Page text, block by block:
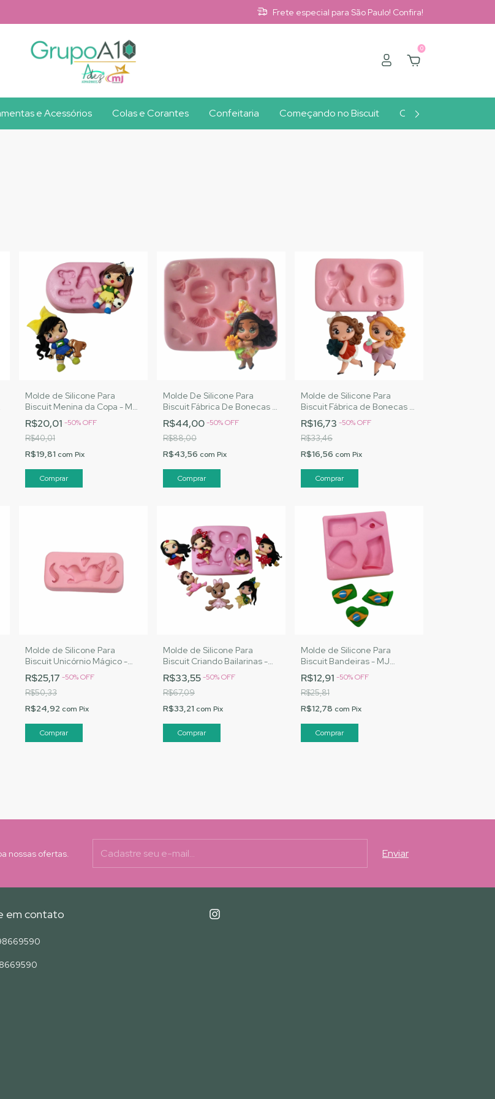
Frete especial para São Paulo! Confira!
0
e Acessórios Colas e Corantes Confeitaria Começando no Biscuit Clube A10
Molde de Silicone Para
Biscuit Menina da Copa - MJ
Artesanatos |Cód. 2886
R$20,01 -50%OFF
R$40,01
R$19,81 com Pix
Molde De Silicone Para
Biscuit Fábrica De Bonecas 2
- MJ Artesanatos |Cód. 2903
R$44,00-50%OFF
R$88,00
R$43,56 com Pix
Molde de Silicone Para
Biscuit Fábrica de Bonecas -
MJ Artesanatos |Cód. 2901
R$16,73 -50%OFF
R$33,46
R$16,56 com Pix
Molde de Silicone Para
Biscuit Unicórnio Mágico -
MJ Artesanatos |Cód. 2898
R$25,17 -50%OFF
R$50,33
R$24,92 com Pix
Molde de Silicone Para
Biscuit Criando Bailarinas -
MJ Artesanatos |Cód. 2900
R$33,55-50%OFF
R$67,09
R$33,21 com Pix
Molde de Silicone Para
Biscuit Bandeiras - MJ
Artesanatos |Cód. 2885
R$12,91 -50%OFF
R$25,81
R$12,78 com Pix
nossas ofertas.
em contato